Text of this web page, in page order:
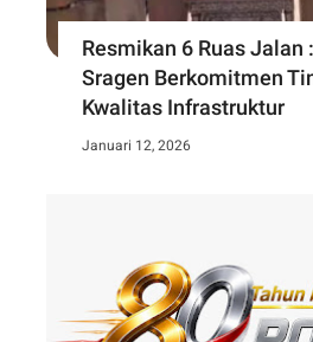
Resmikan 6 Ruas Jalan
Sragen Berkomitmen
Kwalitas Infrastruktur
Januari 12, 2026